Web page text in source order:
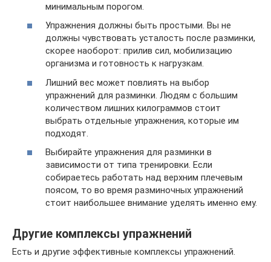
минимальным порогом.
Упражнения должны быть простыми. Вы не
должны чувствовать усталость после разминки,
скорее наоборот: прилив сил, мобилизацию
организма и готовность к нагрузкам.
Лишний вес может повлиять на выбор
упражнений для разминки. Людям с большим
количеством лишних килограммов стоит
выбрать отдельные упражнения, которые им
подходят.
Выбирайте упражнения для разминки в
зависимости от типа тренировки. Если
собираетесь работать над верхним плечевым
поясом, то во время разминочных упражнений
стоит наибольшее внимание уделять именно ему.
Другие комплексы упражнений
Есть и другие эффективные комплексы упражнений.